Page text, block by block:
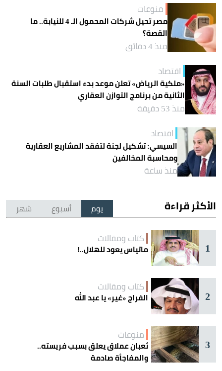
منوعات
مصر تحيل شركات المحمول الـ 4 للنيابة.. ما
القصة؟
منذ 4 دقائق
اقتصاد
«ملكية الرياض» تعلن موعد بدء استقبال طلبات السنة
الثانية من برنامج التوازن العقاري
منذ 53 دقيقة
اقتصاد
السيسي: تشكيل لجنة لتفقد المشاريع العقارية
ومحاسبة المخالفين
منذ ساعة
الأكثر قراءة يوم أسبوع شهر
1
كتاب ومقالات
ماتياس يعود للهلال..!
2
كتاب ومقالات
الفراج «غير» يا عبد الله
3
منوعات
ثعبان عملاق يعلق بسبب فريسته..
والمفاجأة صادمة